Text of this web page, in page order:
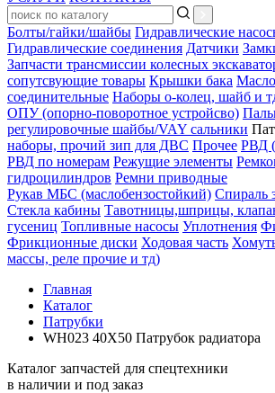
Болты/гайки/шайбы Гидравлические
Гидравлические соединения Датчики
Запчасти трансмиссии колесных
сопутсвующие товары Крышки бака
соединительные Наборы о-колец, шайб и
ОПУ (опорно-поворотное устройсво)
регулировочные шайбы/VAY сальники
наборы, прочий зип для ДВС Прочее РВД
РВД по номерам Режущие элементы
гидроцилиндров Ремни приводные
Рукав МБС (маслобензостойкий) Спираль
Стекла кабины Тавотницы,шприцы,
гусениц Топливные насосы Уплотнения
Фрикционные диски Ходовая часть
массы, реле прочие и тд)
Главная
Каталог
Патрубки
WH023 40X50 Патрубок радиатора
Каталог запчастей для спецтехники
в наличии и под заказ